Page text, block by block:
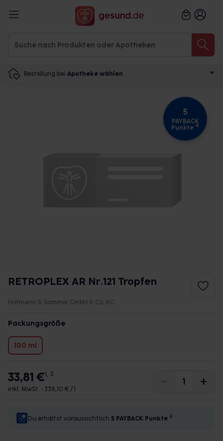
Bestellung bei Apotheke wählen
5
PAYBACK
Punkte 4
RETROPLEX AR Nr.121 Tropfen
Hofmann & Sommer GmbH & Co. KG
Packungsgröße
100 ml
33,81 €1, 3
inkl. MwSt. • 338,10 € / l
Du erhältst voraussichtlich 5 PAYBACK Punkte 4